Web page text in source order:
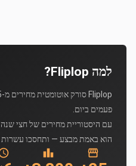
למה Fliplop?
פעמים ביום.
עם היסטוריית מחירים של חצי
הוא באמת מבצע — ותחסכו עשרות